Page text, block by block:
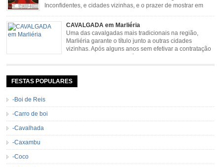
Inconfidentes, e cidades vizinhas, e o prazer de mostrar em
resgata cultura e saúde além de contar com apresentações musicais. Local:
Distrito de Padre Viegas, Antigo Campo de […]
CAVALGADA em Marliéria
Uma das cavalgadas mais tradicionais na região,
Marliéria garante o título junto a outras cidades
vizinhas. Após alguns anos sem efetivar a contratação
Cavalgada de Marliéria voltou, e não deixou dúvidas de que sua tradição
de […]
FESTAS POPULARES
-Boi de Reis
-Carro de boi
-Cavalhada
-Caxambu
-Coco